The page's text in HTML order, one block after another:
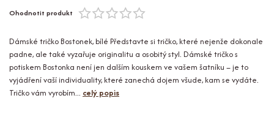
Ohodnotit produkt
Dámské tričko Bostonek, bílé Představte si tričko, které nejenže dokonale
padne, ale také vyzařuje originalitu a osobitý styl. Dámské tričko s
potiskem Bostonka není jen dalším kouskem ve vašem šatníku – je to
vyjádření vaší individuality, které zanechá dojem všude, kam se vydáte.
Tričko vám vyrobím... celý popis